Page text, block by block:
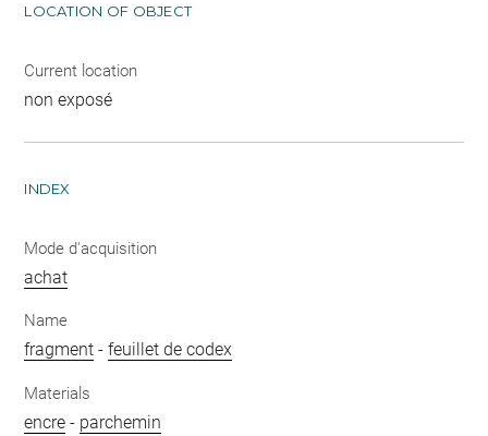
LOCATION OF OBJECT
Current location
non exposé
INDEX
Mode d'acquisition
achat
Name
fragment -feuillet de codex
Materials
encre - parchemin